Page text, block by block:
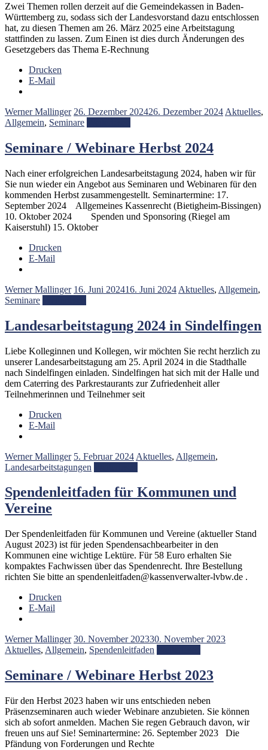
Zwei Themen rollen derzeit auf die Gemeindekassen in Baden-
Württemberg zu, sodass sich der Landesvorstand dazu entschlossen
hat, zu diesen Themen am 26. März 2025 eine Arbeitstagung
stattfinden zu lassen. Zum Einen ist dies durch Änderungen des
Gesetzgebers das Thema E-Rechnung
Drucken
E-Mail
Werner Mallinger 26. Dezember 202426. Dezember 2024 Aktuelles,
Allgemein, Seminare
Seminare / Webinare Herbst 2024
Nach einer erfolgreichen Landesarbeitstagung 2024, haben wir für
Sie nun wieder ein Angebot aus Seminaren und Webinaren für den
kommenden Herbst zusammengestellt. Seminartermine: 17.
September 2024 Allgemeines Kassenrecht (Bietigheim-Bissingen)
10. Oktober 2024 Spenden und Sponsoring (Riegel am
Kaiserstuhl) 15. Oktober
Drucken
E-Mail
Werner Mallinger 16. Juni 202416. Juni 2024 Aktuelles, Allgemein,
Seminare
Landesarbeitstagung 2024 in Sindelfingen
Liebe Kolleginnen und Kollegen, wir möchten Sie recht herzlich zu
unserer Landesarbeitstagung am 25. April 2024 in die Stadthalle
nach Sindelfingen einladen. Sindelfingen hat sich mit der Halle und
dem Caterring des Parkrestaurants zur Zufriedenheit aller
Teilnehmerinnen und Teilnehmer seit
Drucken
E-Mail
Werner Mallinger 5. Februar 2024 Aktuelles, Allgemein,
Landesarbeitstagungen
Spendenleitfaden für Kommunen und
Vereine
Der Spendenleitfaden für Kommunen und Vereine (aktueller Stand
August 2023) ist für jeden Spendensachbearbeiter in den
Kommunen eine wichtige Lektüre. Für 58 Euro erhalten Sie
kompaktes Fachwissen über das Spendenrecht. Ihre Bestellung
richten Sie bitte an spendenleitfaden@kassenverwalter-lvbw.de .
Drucken
E-Mail
Werner Mallinger 30. November 202330. November 2023
Aktuelles, Allgemein, Spendenleitfaden
Seminare / Webinare Herbst 2023
Für den Herbst 2023 haben wir uns entschieden neben
Präsenzseminaren auch wieder Webinare anzubieten. Sie können
sich ab sofort anmelden. Machen Sie regen Gebrauch davon, wir
freuen uns auf Sie! Seminartermine: 26. September 2023 Die
Pfändung von Forderungen und Rechte